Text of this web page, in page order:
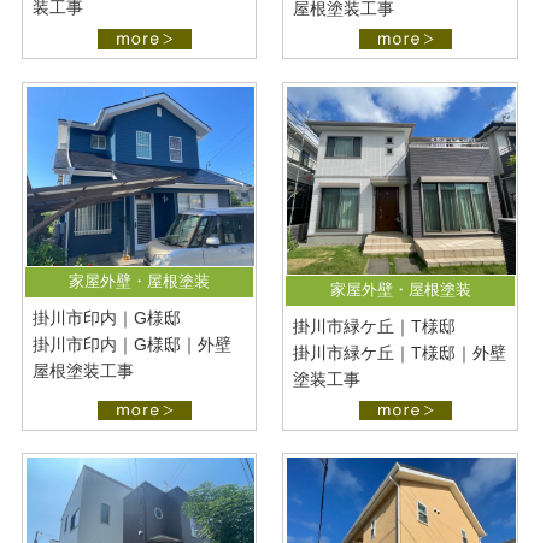
装工事
屋根塗装工事
家屋外壁・屋根塗装
掛川市印内｜G様邸
掛川市印内｜G様邸｜外壁
屋根塗装工事
家屋外壁・屋根塗装
掛川市緑ケ丘｜T様邸
掛川市緑ケ丘｜T様邸｜外壁
塗装工事